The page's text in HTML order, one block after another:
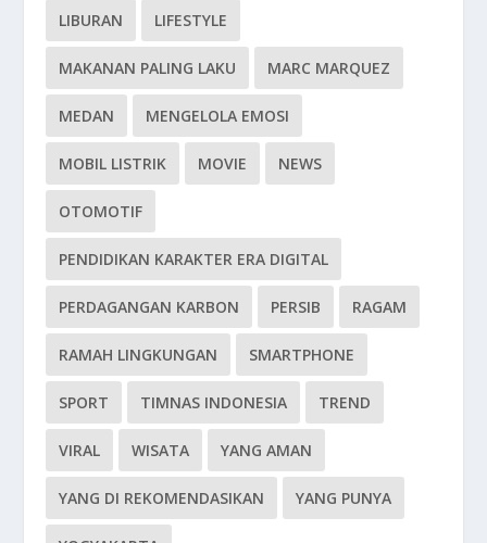
LIBURAN LIFESTYLE
MAKANAN PALING LAKU MARC MARQUEZ
MEDAN MENGELOLA EMOSI
MOBIL LISTRIK MOVIE NEWS
OTOMOTIF
PENDIDIKAN KARAKTER ERA DIGITAL
PERDAGANGAN KARBON PERSIB RAGAM
RAMAH LINGKUNGAN SMARTPHONE
SPORT TIMNAS INDONESIA TREND
VIRAL WISATA YANG AMAN
YANG DI REKOMENDASIKAN YANG PUNYA